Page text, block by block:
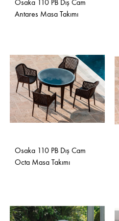
Osaka 110 PB Dış Cam
Antares Masa Takımı
Osaka 110 PB Dış Cam
Octa Masa Takımı